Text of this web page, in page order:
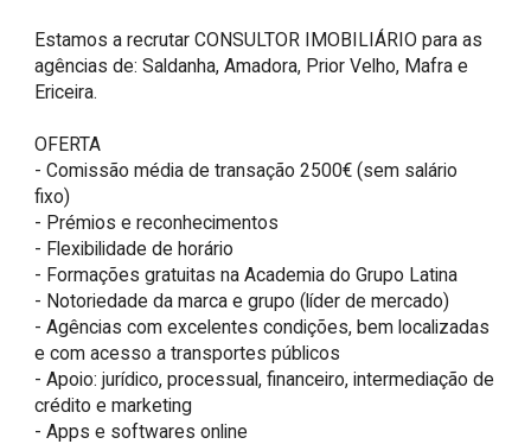
Estamos a recrutar CONSULTOR IMOBILIÁRIO para as
agências de: Saldanha, Amadora, Prior Velho, Mafra e
Ericeira.
OFERTA
- Comissão média de transação 2500€ (sem salário
fixo)
- Prémios e reconhecimentos
- Flexibilidade de horário
- Formações gratuitas na Academia do Grupo Latina
- Notoriedade da marca e grupo (líder de mercado)
- Agências com excelentes condições, bem localizadas
e com acesso a transportes públicos
- Apoio: jurídico, processual, financeiro, intermediação de
crédito e marketing
- Apps e softwares online